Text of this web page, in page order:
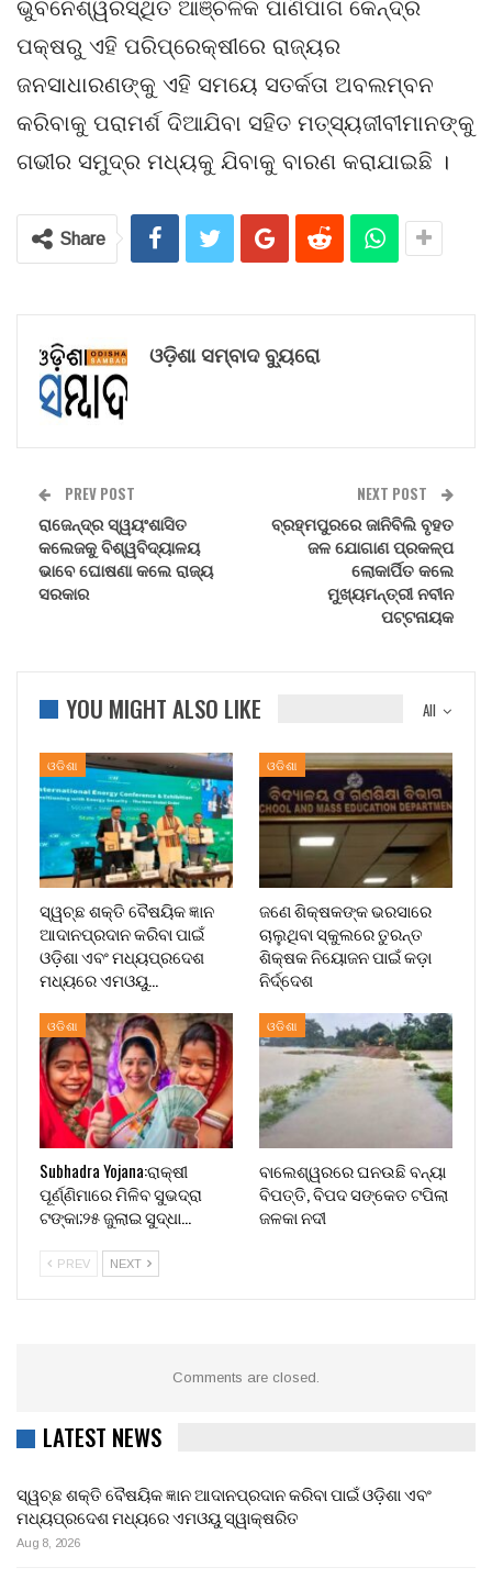
ଭୁବନେଶ୍ୱରସ୍ଥିତ ଆଞ୍ଚଳିକ ପାଣିପାଗ କେନ୍ଦ୍ର
ପକ୍ଷରୁ ଏହି ପରିପ୍ରେକ୍ଷୀରେ ରାଜ୍ୟର
ଜନସାଧାରଣଙ୍କୁ ଏହି ସମୟେ ସତର୍କତା ଅବଲମ୍ବନ
କରିବାକୁ ପରାମର୍ଶ ଦିଆଯିବା ସହିତ ମତ୍ସ୍ୟଜୀବୀମାନଙ୍କୁ
ଗଭୀର ସମୁଦ୍ର ମଧ୍ୟକୁ ଯିବାକୁ ବାରଣ କରାଯାଇଛି ।
Share
ଓଡ଼ିଶା ସମ୍ବାଦ ବ୍ୟୁରୋ
PREV POST
ରାଜେନ୍ଦ୍ର ସ୍ୱୟଂଶାସିତ
କଲେଜକୁ ବିଶ୍ୱବିଦ୍ୟାଳୟ
ଭାବେ ଘୋଷଣା କଲେ ରାଜ୍ୟ
ସରକାର
NEXT POST
ବ୍ରହ୍ମପୁରରେ ଜାନିବିଲି ବୃହତ
ଜଳ ଯୋଗାଣ ପ୍ରକଳ୍ପ
ଲୋକାର୍ପିତ କଲେ
ମୁଖ୍ୟମନ୍ତ୍ରୀ ନବୀନ
ପଟ୍ଟନାୟକ
All
YOU MIGHT ALSO LIKE
ଓଡିଶା
ସ୍ୱଚ୍ଛ ଶକ୍ତି ବୈଷୟିକ ଜ୍ଞାନ
ଆଦାନପ୍ରଦାନ କରିବା ପାଇଁ
ଓଡ଼ିଶା ଏବଂ ମଧ୍ୟପ୍ରଦେଶ
ମଧ୍ୟରେ ଏମଓୟୁ…
ଓଡିଶା
ଜଣେ ଶିକ୍ଷକଙ୍କ ଭରସାରେ
ଚାଲୁଥିବା ସ୍କୁଲରେ ତୁରନ୍ତ
ଶିକ୍ଷକ ନିୟୋଜନ ପାଇଁ କଡ଼ା
ନିର୍ଦ୍ଦେଶ
ଓଡିଶା
Subhadra Yojana:ରାକ୍ଷୀ
ପୂର୍ଣ୍ଣିମାରେ ମିଳିବ ସୁଭଦ୍ରା
ଟଙ୍କା;୨୫ ଜୁଲାଇ ସୁଦ୍ଧା…
ଓଡିଶା
ବାଲେଶ୍ୱରରେ ଘନଉଛି ବନ୍ୟା
ବିପତ୍ତି, ବିପଦ ସଙ୍କେତ ଟପିଲା
ଜଳକା ନଦୀ
PREV NEXT
Comments are closed.
LATEST NEWS
ସ୍ୱଚ୍ଛ ଶକ୍ତି ବୈଷୟିକ ଜ୍ଞାନ ଆଦାନପ୍ରଦାନ କରିବା ପାଇଁ ଓଡ଼ିଶା ଏବଂ
ମଧ୍ୟପ୍ରଦେଶ ମଧ୍ୟରେ ଏମଓୟୁ ସ୍ୱାକ୍ଷରିତ
Aug 8, 2026